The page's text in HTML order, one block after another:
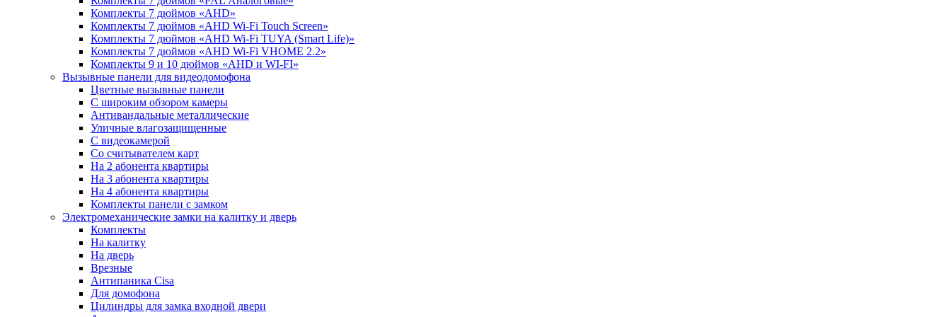
Комплекты 7 дюймов «AHD»
Комплекты 7 дюймов «AHD Wi-Fi Touch Screen»
Комплекты 7 дюймов «AHD Wi-Fi TUYA (Smart Life)»
Комплекты 7 дюймов «AHD Wi-Fi VHOME 2.2»
Комплекты 9 и 10 дюймов «AHD и WI-FI»
Вызывные панели для видеодомофона
Цветные вызывные панели
С широким обзором камеры
Антивандальные металлические
Уличные влагозащищенные
С видеокамерой
Со считывателем карт
На 2 абонента квартиры
На 3 абонента квартиры
На 4 абонента квартиры
Комплекты панели с замком
Электромеханические замки на калитку и дверь
Комплекты
На калитку
На дверь
Врезные
Антипаника Cisa
Для домофона
Цилиндры для замка входной двери